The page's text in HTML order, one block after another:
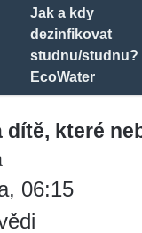
Jak a kdy
dezinfikovat
studnu/studnu?
EcoWater
dítě, které
06:15